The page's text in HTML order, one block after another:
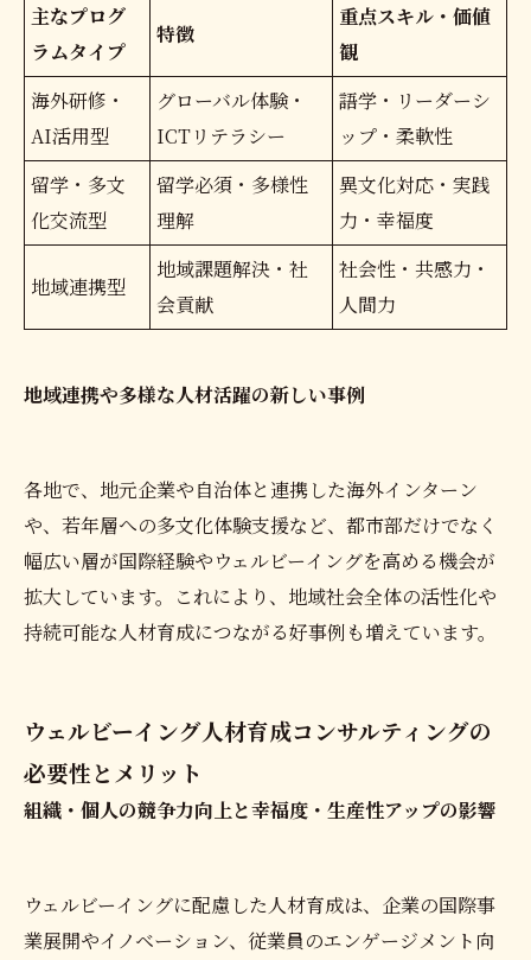
主なプログ
ラムタイプ
特徴
重点スキル・価値
観
海外研修・
AI活用型
グローバル体験・
ICTリテラシー
語学・リーダーシ
ップ・柔軟性
留学・多文
化交流型
留学必須・多様性
理解
異文化対応・実践
力・幸福度
地域連携型
地域課題解決・社
会貢献
社会性・共感力・
人間力
地域連携や多様な人材活躍の新しい事例
各地で、地元企業や自治体と連携した海外インターン
や、若年層への多文化体験支援など、都市部だけでなく
幅広い層が国際経験やウェルビーイングを高める機会が
拡大しています。これにより、地域社会全体の活性化や
持続可能な人材育成につながる好事例も増えています。
ウェルビーイング人材育成コンサルティングの
必要性とメリット
組織・個人の競争力向上と幸福度・生産性アップの影響
ウェルビーイングに配慮した人材育成は、企業の国際事
業展開やイノベーション、従業員のエンゲージメント向